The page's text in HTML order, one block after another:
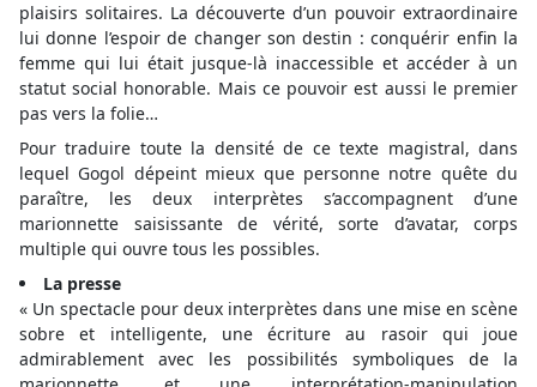
plaisirs solitaires. La découverte d’un pouvoir extraordinaire
lui donne l’espoir de changer son destin : conquérir enfin la
femme qui lui était jusque-là inaccessible et accéder à un
statut social honorable. Mais ce pouvoir est aussi le premier
pas vers la folie…
Pour traduire toute la densité de ce texte magistral, dans
lequel Gogol dépeint mieux que personne notre quête du
paraître, les deux interprètes s’accompagnent d’une
marionnette saisissante de vérité, sorte d’avatar, corps
multiple qui ouvre tous les possibles.
La presse
« Un spectacle pour deux interprètes dans une mise en scène
sobre et intelligente, une écriture au rasoir qui joue
admirablement avec les possibilités symboliques de la